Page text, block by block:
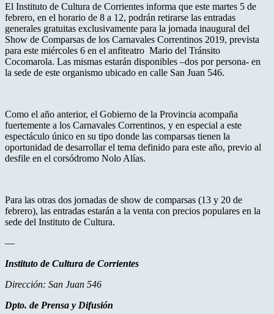
El Instituto de Cultura de Corrientes informa que este martes 5 de
febrero, en el horario de 8 a 12, podrán retirarse las entradas
generales gratuitas exclusivamente para la jornada inaugural del
Show de Comparsas de los Carnavales Correntinos 2019, prevista
para este miércoles 6 en el anfiteatro Mario del Tránsito
Cocomarola. Las mismas estarán disponibles –dos por persona- en
la sede de este organismo ubicado en calle San Juan 546.
Como el año anterior, el Gobierno de la Provincia acompaña
fuertemente a los Carnavales Correntinos, y en especial a este
espectáculo único en su tipo donde las comparsas tienen la
oportunidad de desarrollar el tema definido para este año, previo al
desfile en el corsódromo Nolo Alías.
Para las otras dos jornadas de show de comparsas (13 y 20 de
febrero), las entradas estarán a la venta con precios populares en la
sede del Instituto de Cultura.
—
Instituto de Cultura de Corrientes
Dirección: San Juan 546
Dpto. de Prensa y Difusión